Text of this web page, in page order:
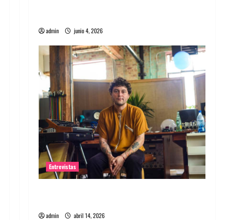
admin junio 4, 2026
Entrevistas
admin abril 14, 2026